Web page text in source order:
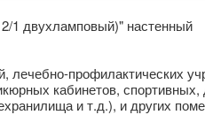
1 двухламповый)" настенный
профилактических
кабинетов,
и т.д.), и других